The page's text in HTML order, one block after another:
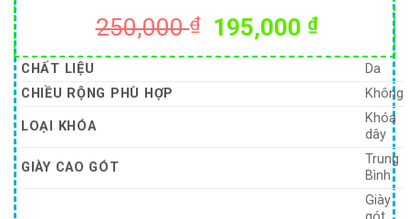
250,000₫
Giá
gốc
195,000₫Giá
hiện
CHẤT LIỆU
Da
CHIỀU RỘNG PHÙ HỢP
Không
LOẠI KHÓA
Khóa
dây
GIÀY CAO GÓT
Trung
Bình
Giày